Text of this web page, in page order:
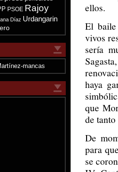
PSOE Rajoy
Díaz Urdangarin
mancas
ellos.
El baile
vivos
sería
haya
que
de
De
para
se